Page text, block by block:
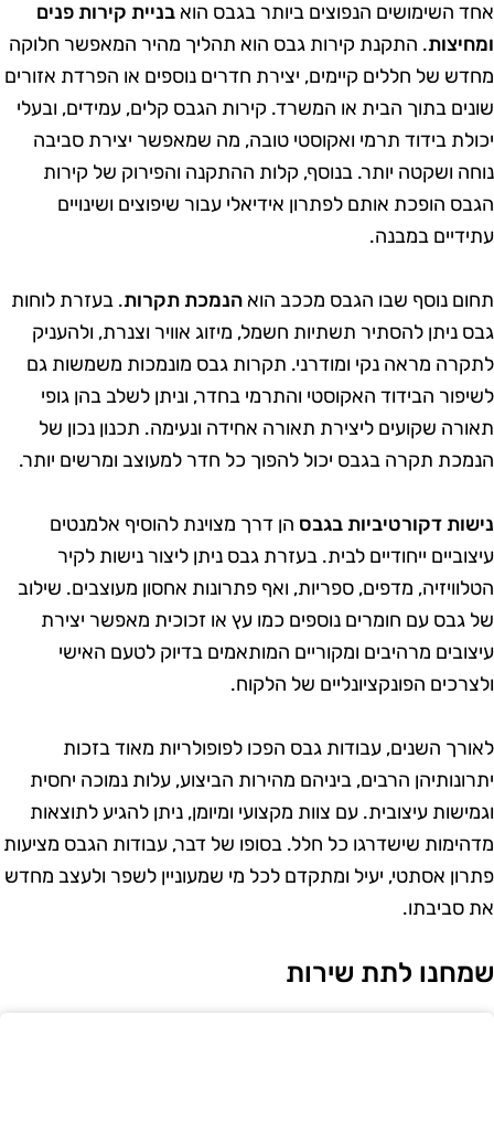
השימושים הנפוצים ביותר בגבס הואבניית קירות פנים
. התקנת קירות גבס הוא תהליך מהיר המאפשר חלוקה
של חללים קיימים, יצירת חדרים נוספים או הפרדת אזורים
בתוך הבית או המשרד. קירות הגבס קלים, עמידים, ובעלי
בידוד תרמי ואקוסטי טובה, מה שמאפשר יצירת סביבה
ושקטה יותר. בנוסף, קלות ההתקנה והפירוק של קירות
הופכת אותם לפתרון אידיאלי עבור שיפוצים ושינויים
במבנה.
נוסף שבו הגבס מככב הואהנמכת תקרות. בעזרת לוחות
ניתן להסתיר תשתיות חשמל, מיזוג אוויר וצנרת, ולהעניק
מראה נקי ומודרני. תקרות גבס מונמכות משמשות גם
הבידוד האקוסטי והתרמי בחדר, וניתן לשלב בהן גופי
שקועים ליצירת תאורה אחידה ונעימה. תכנון נכון של
תקרה בגבס יכול להפוך כל חדר למעוצב ומרשים יותר.
דקורטיביות בגבסהן דרך מצוינת להוסיף אלמנטים
ייחודיים לבית. בעזרת גבס ניתן ליצור נישות לקיר
מדפים, ספריות, ואף פתרונות אחסון מעוצבים. שילוב
גבס עם חומרים נוספים כמו עץ או זכוכית מאפשר יצירת
מרהיבים ומקוריים המותאמים בדיוק לטעם האישי
הפונקציונליים של הלקוח.
השנים, עבודות גבס הפכו לפופולריות מאוד בזכות
הרבים, ביניהם מהירות הביצוע, עלות נמוכה יחסית
עיצובית. עם צוות מקצועי ומיומן, ניתן להגיע לתוצאות
שישדרגו כל חלל. בסופו של דבר, עבודות הגבס מציעות
אסתטי, יעיל ומתקדם לכל מי שמעוניין לשפר ולעצב מחדש
סביבתו.
לתת שירות